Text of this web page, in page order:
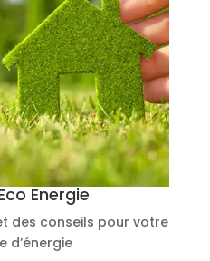
Energie
des conseils pour votre
d’énergie